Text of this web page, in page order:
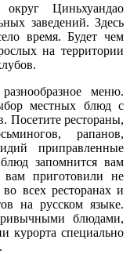
Циньхуандао
заведений. Здесь
время. Будет чем
на территории
меню.
местных блюд с
Посетите рестораны,
рапанов,
приправленные
запомнится вам
вам приготовили не
всех ресторанах и
на русском языке.
блюдами,
курорта специально